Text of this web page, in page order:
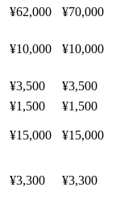
¥62,000
¥70,000
¥10,000 ¥10,000
¥3,500
¥3,500
¥1,500
¥1,500
¥15,000 ¥15,000
¥3,300 ¥3,300